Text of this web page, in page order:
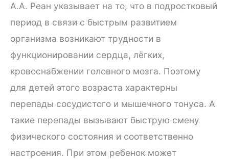
А.А. Реан указывает на то, что в подростковый
период в связи с быстрым развитием
организма возникают трудности в
функционировании сердца, лёгких,
кровоснабжении головного мозга. Поэтому
для детей этого возраста характерны
перепады сосудистого и мышечного тонуса. А
такие перепады вызывают быструю смену
физического состояния и соответственно
настроения. При этом ребенок может